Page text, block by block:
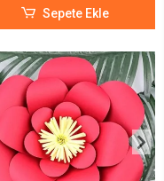
Sepete Ekle